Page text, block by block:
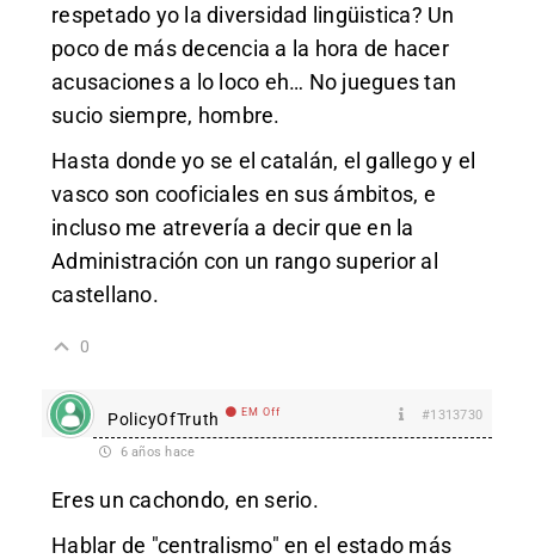
respetado yo la diversidad lingüistica? Un
poco de más decencia a la hora de hacer
acusaciones a lo loco eh… No juegues tan
sucio siempre, hombre.
Hasta donde yo se el catalán, el gallego y el
vasco son cooficiales en sus ámbitos, e
incluso me atrevería a decir que en la
Administración con un rango superior al
castellano.
0
PolicyOfTruth EM Off #1313730
6 años hace
Eres un cachondo, en serio.
Hablar de "centralismo" en el estado más